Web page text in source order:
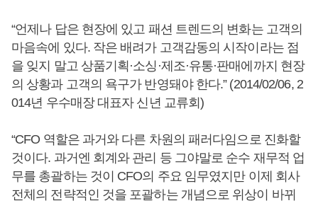
“언제나 답은 현장에 있고 패션 트렌드의 변화는 고객의
마음속에 있다. 작은 배려가 고객감동의 시작이라는 점
을 잊지 말고 상품기획·소싱·제조·유통·판매에까지 현장
의 상황과 고객의 욕구가 반영돼야 한다.” (2014/02/06, 2
014년 우수매장 대표자 신년 교류회)
“CFO 역할은 과거와 다른 차원의 패러다임으로 진화할
것이다. 과거엔 회계와 관리 등 그야말로 순수 재무적 업
무를 총괄하는 것이 CFO의 주요 임무였지만 이제 회사
전체의 전략적인 것을 포괄하는 개념으로 위상이 바뀌